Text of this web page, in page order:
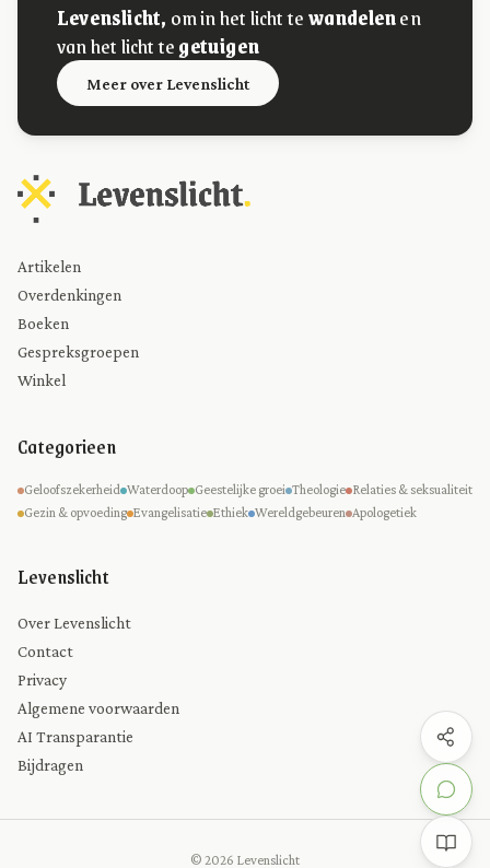
Levenslicht, om in het licht tewandelenen
van het licht tegetuigen
Meer over Levenslicht
Artikelen
Overdenkingen
Boeken
Gespreksgroepen
Winkel
Categorieen
Geloofszekerheid Waterdoop Geestelijke groei Theologie Relaties & seksualiteit
Gezin & opvoeding Evangelisatie Ethiek Wereldgebeuren Apologetiek
Levenslicht
Over Levenslicht
Contact
Privacy
Algemene voorwaarden
AI Transparantie
Bijdragen
© 2026 Levenslicht